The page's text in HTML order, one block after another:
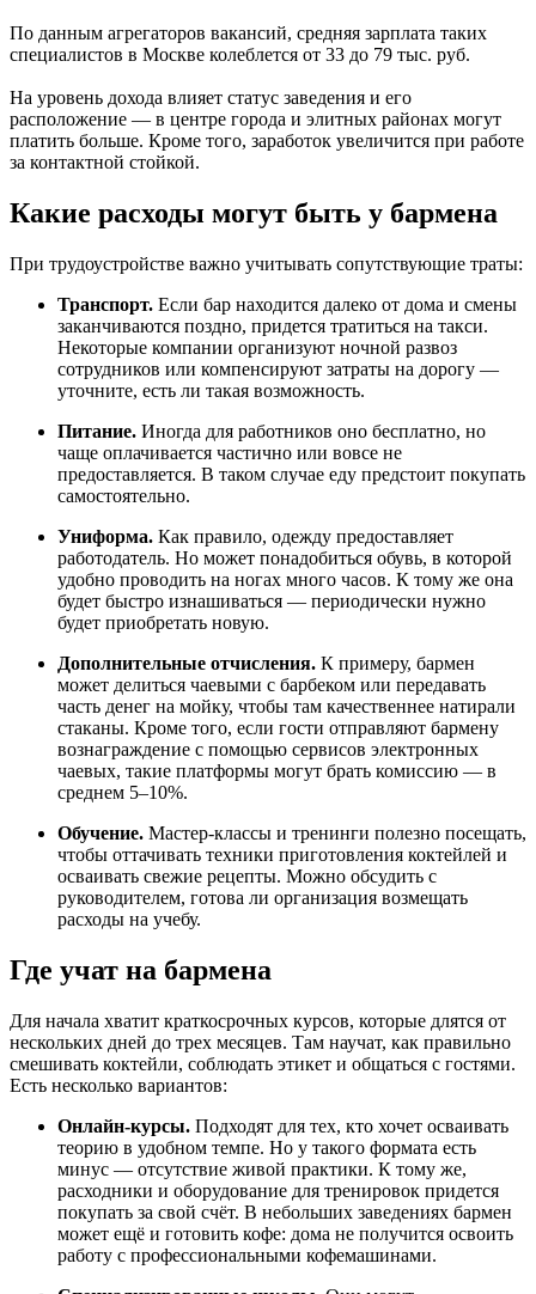
По данным агрегаторов вакансий, средняя зарплата таких
специалистов в Москве колеблется от 33 до 79 тыс. руб.
На уровень дохода влияет статус заведения и его
расположение — в центре города и элитных районах могут
платить больше. Кроме того, заработок увеличится при работе
за контактной стойкой.
Какие расходы могут быть у бармена
При трудоустройстве важно учитывать сопутствующие траты:
Транспорт. Если бар находится далеко от дома и смены
заканчиваются поздно, придется тратиться на такси.
Некоторые компании организуют ночной развоз
сотрудников или компенсируют затраты на дорогу —
уточните, есть ли такая возможность.
Питание. Иногда для работников оно бесплатно, но
чаще оплачивается частично или вовсе не
предоставляется. В таком случае еду предстоит покупать
самостоятельно.
Униформа. Как правило, одежду предоставляет
работодатель. Но может понадобиться обувь, в которой
удобно проводить на ногах много часов. К тому же она
будет быстро изнашиваться — периодически нужно
будет приобретать новую.
Дополнительные отчисления. К примеру, бармен
может делиться чаевыми с барбеком или передавать
часть денег на мойку, чтобы там качественнее натирали
стаканы. Кроме того, если гости отправляют бармену
вознаграждение с помощью сервисов электронных
чаевых, такие платформы могут брать комиссию — в
среднем 5–10%.
Обучение. Мастер-классы и тренинги полезно посещать,
чтобы оттачивать техники приготовления коктейлей и
осваивать свежие рецепты. Можно обсудить с
руководителем, готова ли организация возмещать
расходы на учебу.
Где учат на бармена
Для начала хватит краткосрочных курсов, которые длятся от
нескольких дней до трех месяцев. Там научат, как правильно
смешивать коктейли, соблюдать этикет и общаться с гостями.
Есть несколько вариантов:
Онлайн-курсы. Подходят для тех, кто хочет осваивать
теорию в удобном темпе. Но у такого формата есть
минус — отсутствие живой практики. К тому же,
расходники и оборудование для тренировок придется
покупать за свой счёт. В небольших заведениях бармен
может ещё и готовить кофе: дома не получится освоить
работу с профессиональными кофемашинами.